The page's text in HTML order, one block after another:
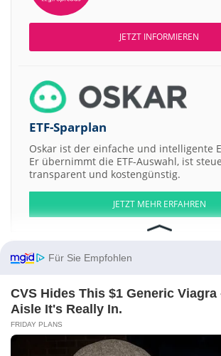
JETZT INFORMIEREN
ETF-Sparplan
Oskar ist der einfache und intelligente
Er übernimmt die ETF-Auswahl, ist
transparent und kostengünstig.
JETZT MEHR ERFAHREN
Aktien ATX DAX EuroStoxx 50 Dow Jones
S&P 500
American Battery Technology Company
Acquisition Corporation 4 Registered Shs
Für Sie Empfohlen
CVS Hides This $1 Generic Viagra
Aisle It's Really In.
FRIDAY PLANS